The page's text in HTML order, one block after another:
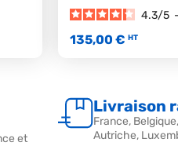
4.3/5 -
135,00 € HT
et
Livraison
France,
Autriche,